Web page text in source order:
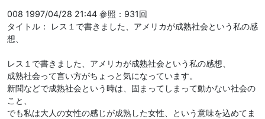
008 1997/04/28 21:44 参照：931回
タイトル： レス１で書きました、アメリカが成熟社会という私の感
想、
レス１で書きました、アメリカが成熟社会という私の感想、
成熟社会って言い方がちょっと気になっています。
新聞などで成熟社会という時は、固まってしまって動かない社会の
こと、
でも私は大人の女性の感じが成熟した女性、という意味を込めてま